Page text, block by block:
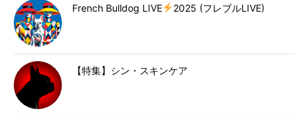
French Bulldog LIVE 2025 (フレブルLIVE)
【特集】シン・スキンケア